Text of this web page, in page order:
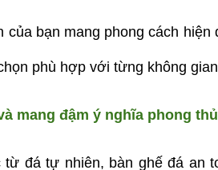
của bạn mang phong cách
phù hợp với từng không
mang đậm ý nghĩa phong
đá tự nhiên, bàn ghế đá an